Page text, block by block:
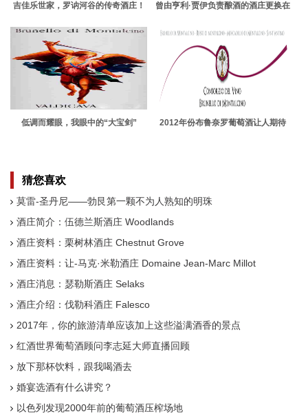
吉佳乐世家，罗讷河谷的传奇酒庄！
曾由亨利·贾伊负责酿酒的酒庄更换在
低调而耀眼，我眼中的“大宝剑” 2012年份布鲁奈罗葡萄酒让人期待
猜您喜欢
莫雷-圣丹尼——勃艮第一颗不为人熟知的明珠
酒庄简介：伍德兰斯酒庄 Woodlands
酒庄资料：栗树林酒庄 Chestnut Grove
酒庄资料：让-马克·米勒酒庄 Domaine Jean-Marc Millot
酒庄消息：瑟勒斯酒庄 Selaks
酒庄介绍：伐勒科酒庄 Falesco
2017年，你的旅游清单应该加上这些溢满酒香的景点
红酒世界葡萄酒顾问李志延大师直播回顾
放下那杯饮料，跟我喝酒去
婚宴选酒有什么讲究？
以色列发现2000年前的葡萄酒压榨场地